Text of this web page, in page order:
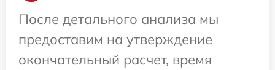
После детального анализа мы
предоставим на утверждение
окончательный расчет, время